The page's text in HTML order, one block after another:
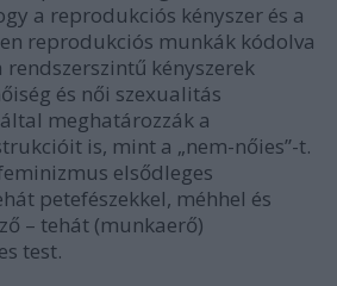
a reprodukciós kényszer és a
reprodukciós munkák kódolva
rendszerszintű kényszerek
és női szexualitás
meghatározzák a
is, mint a „nem-nőies”-t.
elsődleges
petefészekkel, méhhel és
– tehát (munkaerő)
test.